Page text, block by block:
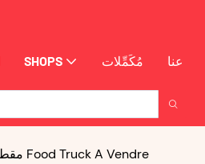
SHOPS مُكَمِّلات عنا
مقطورة طعام متنقلة للبيع، مقطورة طعام صغيرة مستديرة الحجم من Food Truck A Vendre